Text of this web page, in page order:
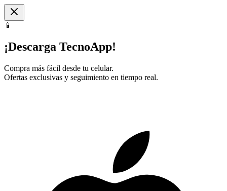
📱
¡Descarga TecnoApp!
Compra más fácil desde tu celular.
Ofertas exclusivas y seguimiento en tiempo real.